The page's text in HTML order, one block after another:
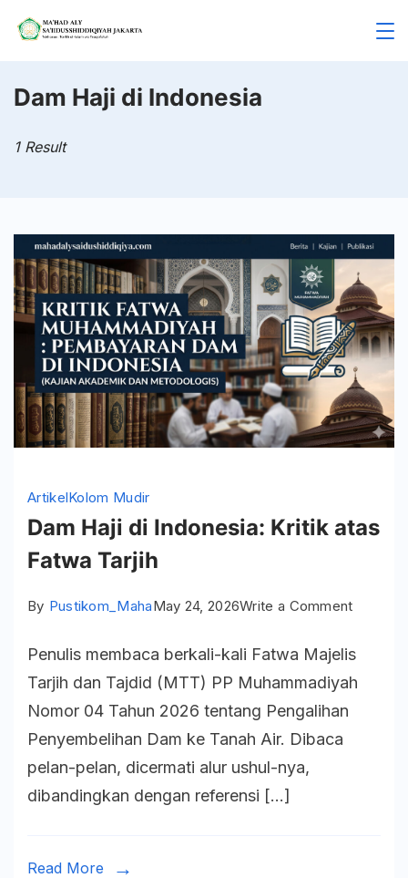
Skip
Aly
Dam Haji di Indonesia
1 Result
ArtikelKolom Mudir
Dam Haji di Indonesia: Kritik atas
Fatwa Tarjih
By Pustikom_MahaMay 24, 2026Write a Commenton
Haji
di
Penulis membaca berkali-kali Fatwa Majelis
Tarjih dan Tajdid (MTT) PP Muhammadiyah
Nomor 04 Tahun 2026 tentang Pengalihan
Penyembelihan Dam ke Tanah Air. Dibaca
pelan-pelan, dicermati alur ushul-nya,
dibandingkan dengan referensi […]
Read More